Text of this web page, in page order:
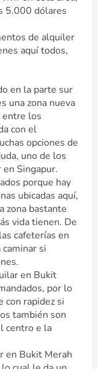
5.000 dólares
de alquiler
aquí todos,
en la parte sur
una zona nueva
entre los
con el
opciones de
uno de los
Singapur.
porque hay
ubicadas aquí,
zona bastante
vida tienen. De
cafeterías en
si
en Bukit
por lo
con rapidez si
también son
centro e la
en Bukit Merah